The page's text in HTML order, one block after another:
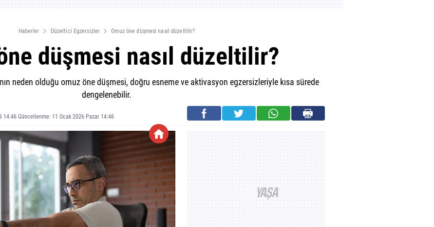
Haberler Düzeltici Egzersizler Omuz öne düşmesi nasıl düzeltilir?
düşmesi nasıl düzeltilir?
neden olduğu omuz öne düşmesi, doğru esneme ve aktivasyon egzersizleriyle kısa sürede
dengelenebilir.
14:46 Güncellenme: 11 Ocak 2026 Pazar 14:46